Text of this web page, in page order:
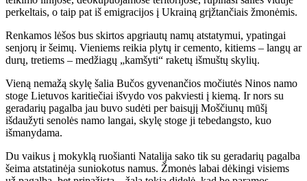
perkeltais, o taip pat iš emigracijos į Ukrainą grįžtančiais žmonėmis.
Renkamos lėšos bus skirtos apgriautų namų atstatymui, ypatingai
senjorų ir šeimų. Vieniems reikia plytų ir cemento, kitiems – langų ar
durų, tretiems – medžiagų „kamšyti“ raketų išmuštų skylių.
Vieną nemažą skylę šalia Bučos gyvenančios močiutės Ninos namo
stoge Lietuvos karitiečiai išvydo vos pakviesti į kiemą. Ir nors su
geradarių pagalba jau buvo sudėti per baisųjį Moščiunų mūšį
išdaužyti senolės namo langai, skylę stoge ji tebedangsto, kuo
išmanydama.
Du vaikus į mokyklą ruošianti Natalija sako tik su geradarių pagalba
šeima atstatinėja suniokotus namus. Žmonės labai dėkingi visiems